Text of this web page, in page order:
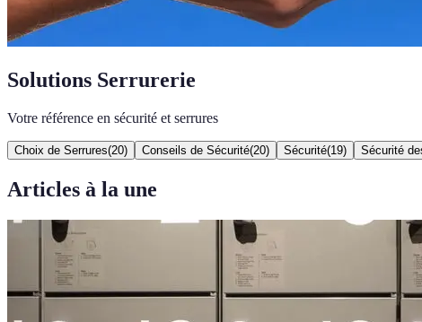
Solutions Serrurerie
Votre référence en sécurité et serrures
Choix de Serrures(20) Conseils de Sécurité(20) Sécurité(19) Sécurité
Articles à la une